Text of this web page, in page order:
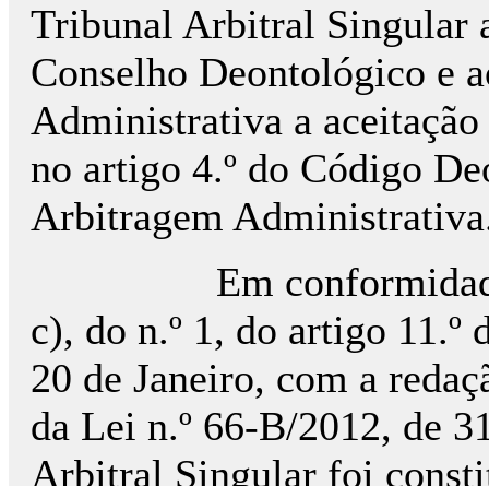
Tribunal Arbitral Singular
Conselho Deontológico e
Administrativa a
no artigo 4.º do Código
Arbitragem
Em conformidade
c), do n.º 1, do artigo 11.º
20 de Janeiro, com a
da Lei n.º 66-B/2012, de
Arbitral Singular foi